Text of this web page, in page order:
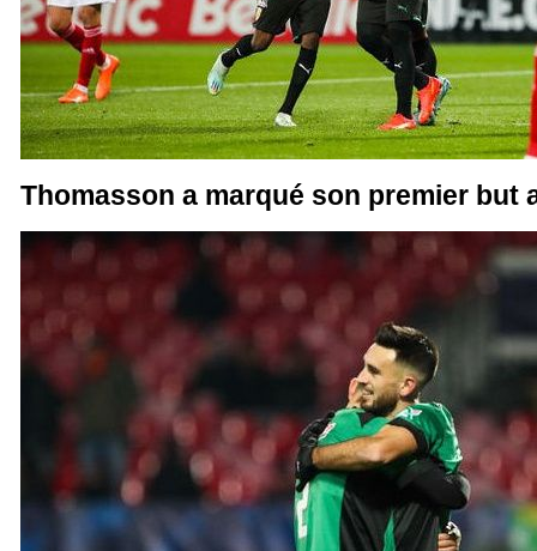
Thomasson a marqué son premier but